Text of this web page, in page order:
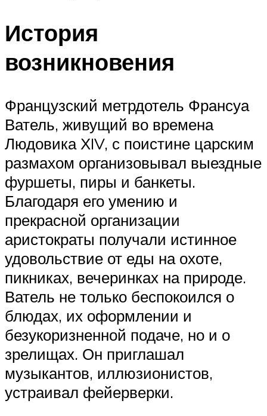
История
возникновения
Французский метрдотель Франсуа
Ватель, живущий во времена
Людовика ХIV, с поистине царским
размахом организовывал выездные
фуршеты, пиры и банкеты.
Благодаря его умению и
прекрасной организации
аристократы получали истинное
удовольствие от еды на охоте,
пикниках, вечеринках на природе.
Ватель не только беспокоился о
блюдах, их оформлении и
безукоризненной подаче, но и о
зрелищах. Он приглашал
музыкантов, иллюзионистов,
устраивал фейерверки.